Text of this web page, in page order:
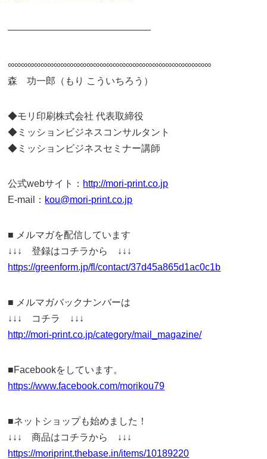
———————————————
∞∞∞∞∞∞∞∞∞∞∞∞∞∞∞∞∞∞∞∞∞∞∞∞∞∞∞∞∞∞∞
森 功一郎（もり こういちろう）
◆モリ印刷株式会社 代表取締役
◆ミッションビジネスコンサルタント
◆ミッションビジネスセミナー講師
公式webサイト： http://mori-print.co.jp
E-mail： kou@mori-print.co.jp
■ メルマガを配信しています
↓↓↓ 登録はコチラから ↓↓↓
https://greenform.jp/fl/contact/37d45a865d1ac0c1b
■ メルマガバックナンバーは
↓↓↓ コチラ ↓↓↓
http://mori-print.co.jp/category/mail_magazine/
■Facebookをしています。
https://www.facebook.com/morikou79
■ネットショップも始めました！
↓↓↓ 商品はコチラから ↓↓↓
https://moriprint.thebase.in/items/10189220